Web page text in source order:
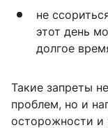
не
этот день
долгое
Такие запреты
проблем, но и
осторожности и